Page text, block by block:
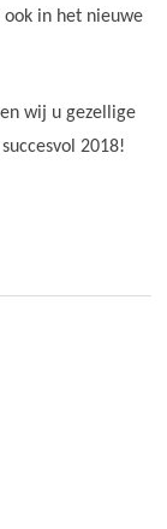
in het nieuwe
wij u gezellige
2018!